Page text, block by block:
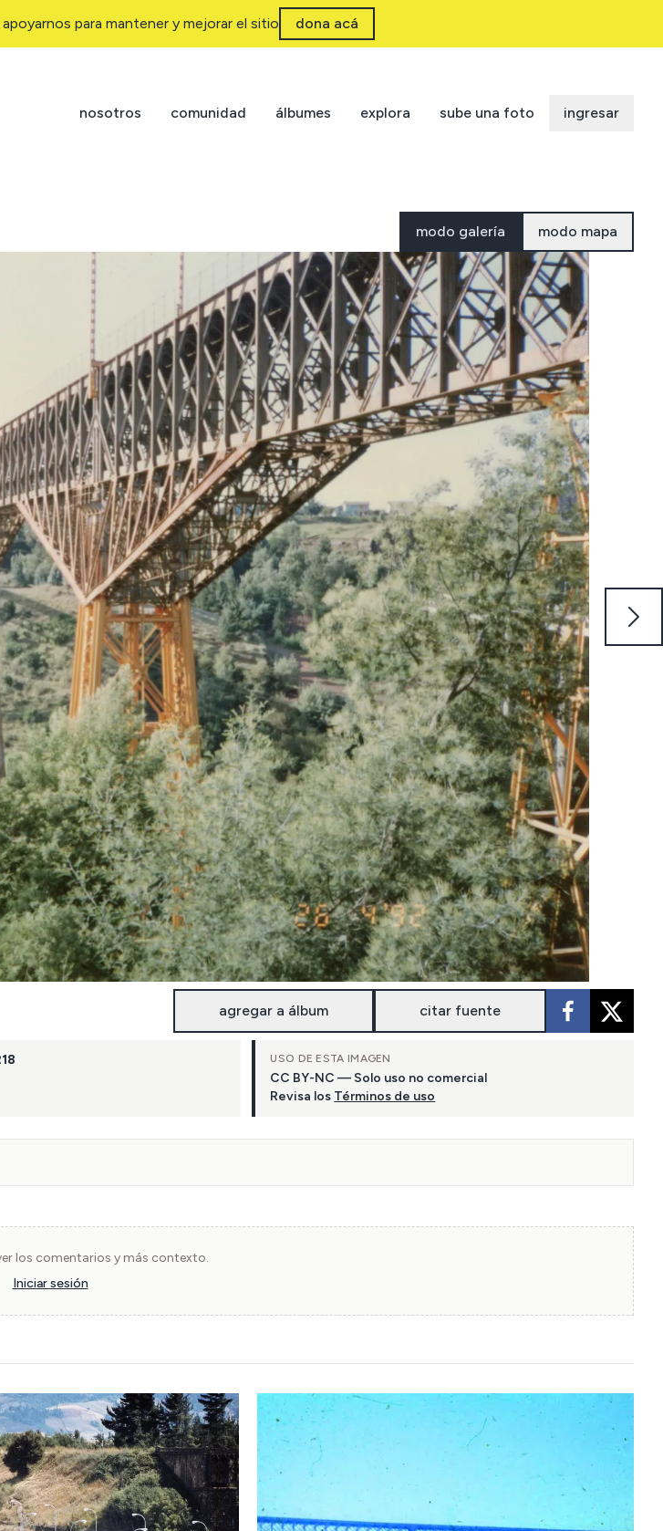
para mantener y mejorar el sitio dona acá
nosotros comunidad álbumes explora sube una foto ingresar
modo galería modo mapa
agregar a álbum citar fuente
USO DE ESTA IMAGEN
CC BY-NC — Solo uso no comercial
Revisa los Términos de uso
los comentarios y más contexto.
Iniciar sesión